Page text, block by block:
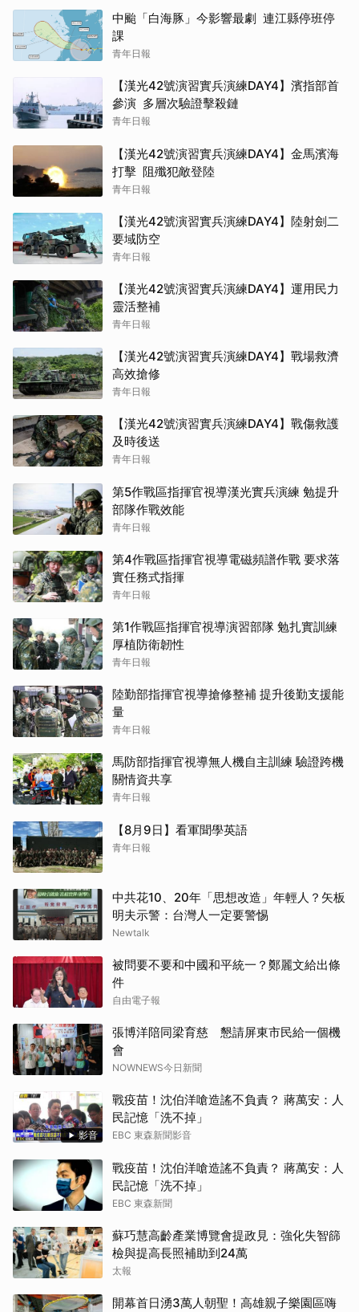
中颱「白海豚」今影響最劇 連江縣停班停
課
青年日報
【漢光42號演習實兵演練DAY4】濱指部首
參演 多層次驗證擊殺鏈
青年日報
【漢光42號演習實兵演練DAY4】金馬濱海
打擊 阻殲犯敵登陸
青年日報
【漢光42號演習實兵演練DAY4】陸射劍二
要域防空
青年日報
【漢光42號演習實兵演練DAY4】運用民力
靈活整補
青年日報
【漢光42號演習實兵演練DAY4】戰場救濟
高效搶修
青年日報
【漢光42號演習實兵演練DAY4】戰傷救護
及時後送
青年日報
第5作戰區指揮官視導漢光實兵演練 勉提升
部隊作戰效能
青年日報
第4作戰區指揮官視導電磁頻譜作戰 要求落
實任務式指揮
青年日報
第1作戰區指揮官視導演習部隊 勉扎實訓練
厚植防衛韌性
青年日報
陸勤部指揮官視導搶修整補 提升後勤支援能
量
青年日報
馬防部指揮官視導無人機自主訓練 驗證跨機
關情資共享
青年日報
【8月9日】看軍聞學英語
青年日報
中共花10、20年「思想改造」年輕人？矢板
明夫示警：台灣人一定要警惕
Newtalk
被問要不要和中國和平統一？鄭麗文給出條
件
自由電子報
張博洋陪同梁育慈 懇請屏東市民給一個機
會
NOWNEWS今日新聞
影音
戰疫苗！沈伯洋嗆造謠不負責？ 蔣萬安：人
民記憶「洗不掉」
EBC 東森新聞影音
戰疫苗！沈伯洋嗆造謠不負責？ 蔣萬安：人
民記憶「洗不掉」
EBC 東森新聞
蘇巧慧高齡產業博覽會提政見：強化失智篩
檢與提高長照補助到24萬
太報
開幕首日湧3萬人朝聖！高雄親子樂園區嗨